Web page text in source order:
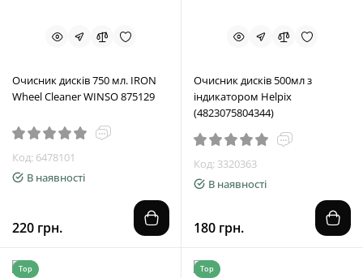
Очисник дисків 750 мл. IRON
Wheel Cleaner WINSO 875129
Код: 6478101
В наявності
220 грн.
Очисник дисків 500мл з
індикатором Helpix
(4823075804344)
Код: 3320363
В наявності
180 грн.
Top Top